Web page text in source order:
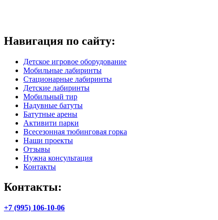
Навигация по сайту:
Детское игровое оборудование
Мобильные лабиринты
Стационарные лабиринты
Детские лабиринты
Мобильный тир
Надувные батуты
Батутные арены
Активити парки
Всесезонная тюбинговая горка
Наши проекты
Отзывы
Нужна консультация
Контакты
Контакты:
+7 (995) 106-10-06